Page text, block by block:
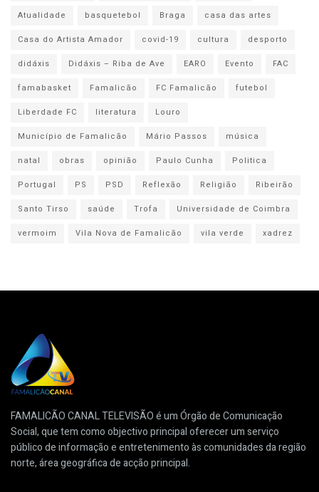
Atualidade
basquetebol Braga
casa das artes
Casa do Artista Amador
covid-19 cultura
desporto
didáxis
Didáxis – Riba de Ave EARO Evento
FAC
famabasket
Famalicão FC Famalicão
futebol
Liberdade FC
literatura
Louro
Município de Famalicão
Mário Passos
música
natal
obras opinião Paulo Cunha
Politica
Portugal
PS PSD Reflexão Religião
Ribeirão
Santo Tirso
saúde Trofa
Universidade de Coimbra
vermoim
Vila Nova de Famalicão vila verde xadrez
FAMALICÃO CANAL TELEVISÃO é um Órgão de Comunicação
Social, que tem como objectivo principal oferecer um serviço
público de informação e entretenimento às comunidades da região
norte, área geográfica de acção principal.